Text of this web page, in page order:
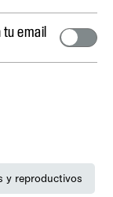
tu email
y reproductivos